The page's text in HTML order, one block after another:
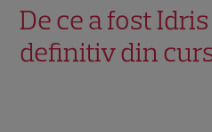
De ce a fost
definitiv din